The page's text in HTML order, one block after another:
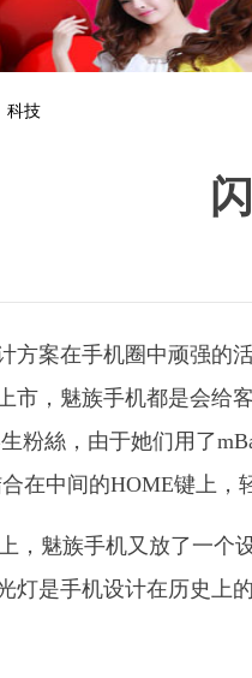
科技
方案在手机圈中顽强的
市，魅族手机都是会给
粉絲，由于她们用了
在中间的HOME键上
，魅族手机又放了一个
灯是手机设计在历史上